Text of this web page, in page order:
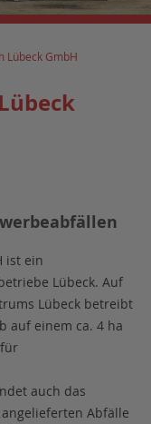
Lübeck GmbH
ist ein
Lübeck. Auf
Lübeck betreibt
auf einem ca. 4 ha
auch das
Abfälle